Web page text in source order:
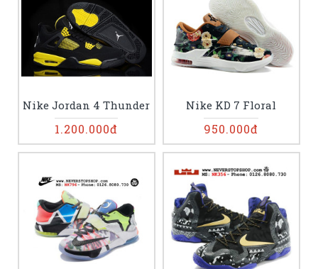
Nike Jordan 4 Thunder
1.200.000đ
Nike KD 7 Floral
950.000đ